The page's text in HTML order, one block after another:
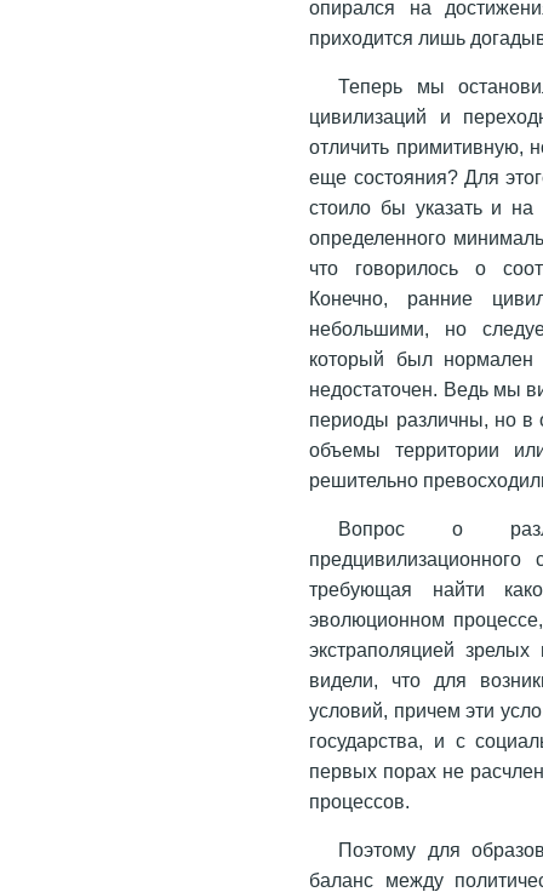
опирался на
приходится лишь
Теперь мы
цивилизаций и
отличить примитивную,
еще состояния? Для
стоило бы указать и на
определенного
что говорилось о
Конечно, ранние
небольшими, но
который был
недостаточен. Ведь мы
периоды различны, но в
объемы территории
решительно
Вопрос о
требующая найти
эволюционном
экстраполяцией
видели, что для
условий, причем эти
государства, и с
первых порах не
процессов.
Поэтому для
баланс между